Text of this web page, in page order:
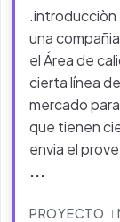
.introducciòn
una
el Área de
cierta línea
mercado
que tienen
envia el
...
PROYECTO